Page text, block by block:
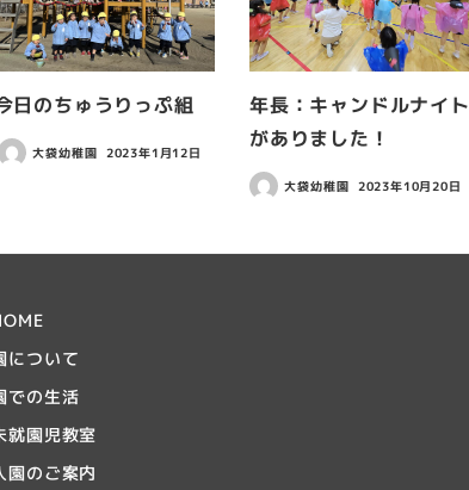
日のちゅうりっぷ組
大袋幼稚園 2023年1月12日
年長：キャンドルナイト
がありました！
大袋幼稚園 2023年10月20日
について
での生活
就園児教室
園のご案内